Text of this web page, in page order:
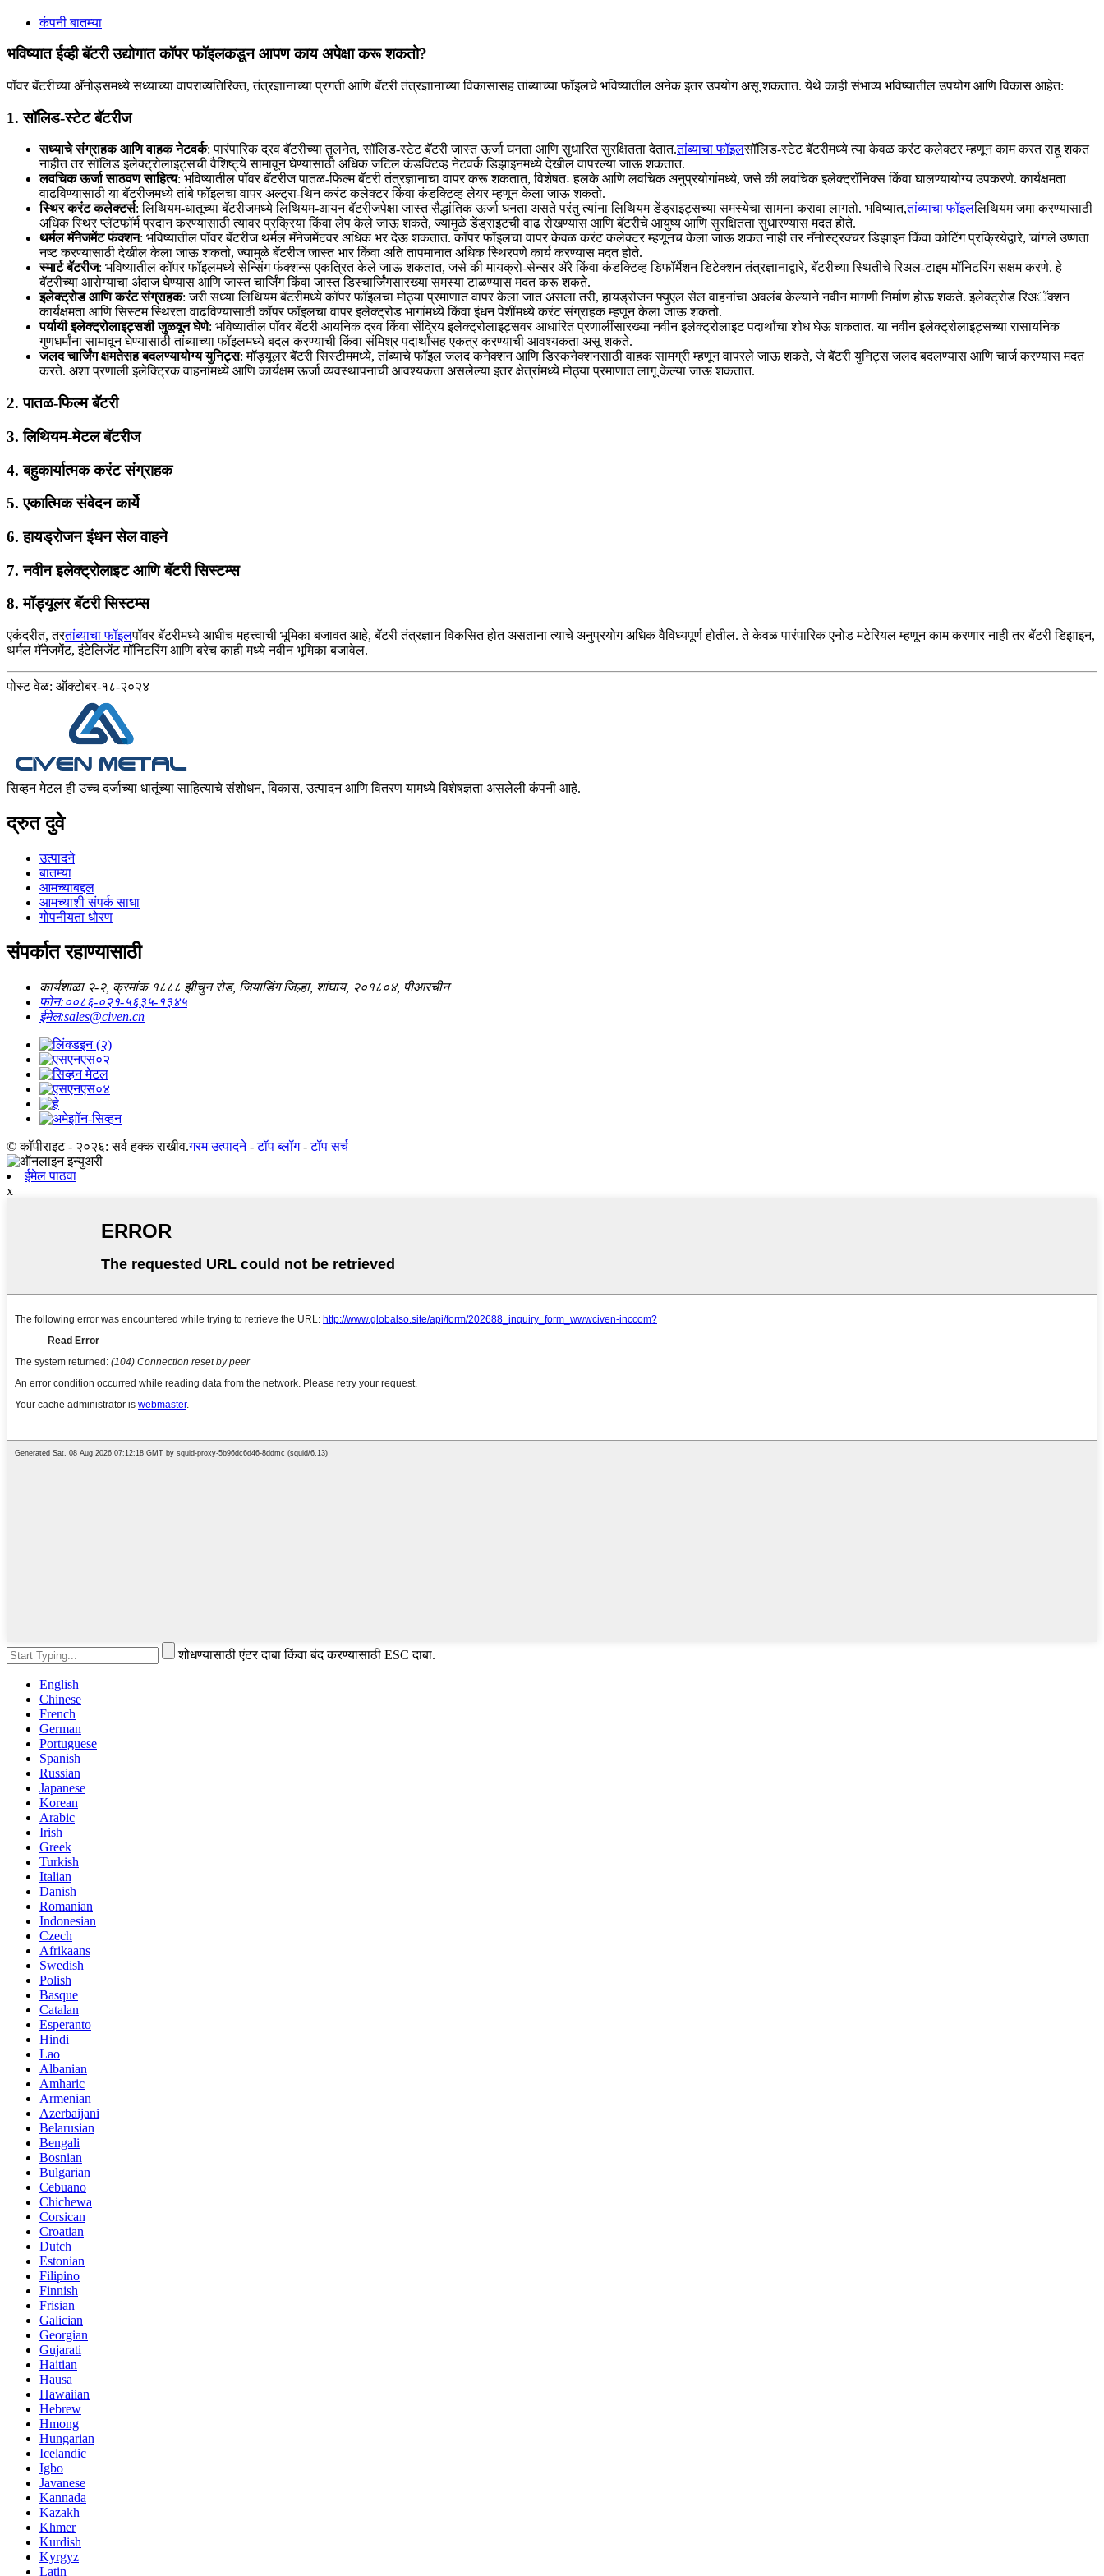
कंपनी बातम्या
भविष्यात ईव्ही बॅटरी उद्योगात कॉपर फॉइलकडून आपण काय अपेक्षा करू शकतो?
पॉवर बॅटरीच्या अ‍ॅनोड्समध्ये सध्याच्या वापराव्यतिरिक्त, तंत्रज्ञानाच्या प्रगती आणि बॅटरी तंत्रज्ञानाच्या विकासासह तांब्याच्या फॉइलचे भविष्यातील अनेक इतर उपयोग असू शकतात. येथे काही संभाव्य भविष्यातील उपयोग आणि विकास आहेत:
1.सॉलिड-स्टेट बॅटरीज
सध्याचे संग्राहक आणि वाहक नेटवर्क: पारंपारिक द्रव बॅटरीच्या तुलनेत, सॉलिड-स्टेट बॅटरी जास्त ऊर्जा घनता आणि सुधारित सुरक्षितता देतात.तांब्याचा फॉइलसॉलिड-स्टेट बॅटरीमध्ये त्या केवळ करंट कलेक्टर म्हणून काम करत राहू शकत
नाहीत तर सॉलिड इलेक्ट्रोलाइट्सची वैशिष्ट्ये सामावून घेण्यासाठी अधिक जटिल कंडक्टिव्ह नेटवर्क डिझाइनमध्ये देखील वापरल्या जाऊ शकतात.
लवचिक ऊर्जा साठवण साहित्य: भविष्यातील पॉवर बॅटरीज पातळ-फिल्म बॅटरी तंत्रज्ञानाचा वापर करू शकतात, विशेषतः हलके आणि लवचिक अनुप्रयोगांमध्ये, जसे की लवचिक इलेक्ट्रॉनिक्स किंवा घालण्यायोग्य उपकरणे. कार्यक्षमता
वाढविण्यासाठी या बॅटरीजमध्ये तांबे फॉइलचा वापर अल्ट्रा-थिन करंट कलेक्टर किंवा कंडक्टिव्ह लेयर म्हणून केला जाऊ शकतो.
स्थिर करंट कलेक्टर्स: लिथियम-धातूच्या बॅटरीजमध्ये लिथियम-आयन बॅटरीजपेक्षा जास्त सैद्धांतिक ऊर्जा घनता असते परंतु त्यांना लिथियम डेंड्राइट्सच्या समस्येचा सामना करावा लागतो. भविष्यात,तांब्याचा फॉइललिथियम जमा करण्यासाठी
अधिक स्थिर प्लॅटफॉर्म प्रदान करण्यासाठी त्यावर प्रक्रिया किंवा लेप केले जाऊ शकते, ज्यामुळे डेंड्राइटची वाढ रोखण्यास आणि बॅटरीचे आयुष्य आणि सुरक्षितता सुधारण्यास मदत होते.
थर्मल मॅनेजमेंट फंक्शन: भविष्यातील पॉवर बॅटरीज थर्मल मॅनेजमेंटवर अधिक भर देऊ शकतात. कॉपर फॉइलचा वापर केवळ करंट कलेक्टर म्हणूनच केला जाऊ शकत नाही तर नॅनोस्ट्रक्चर डिझाइन किंवा कोटिंग प्रक्रियेद्वारे, चांगले उष्णता
नष्ट करण्यासाठी देखील केला जाऊ शकतो, ज्यामुळे बॅटरीज जास्त भार किंवा अति तापमानात अधिक स्थिरपणे कार्य करण्यास मदत होते.
स्मार्ट बॅटरीज: भविष्यातील कॉपर फॉइलमध्ये सेन्सिंग फंक्शन्स एकत्रित केले जाऊ शकतात, जसे की मायक्रो-सेन्सर अ‍ॅरे किंवा कंडक्टिव्ह डिफॉर्मेशन डिटेक्शन तंत्रज्ञानाद्वारे, बॅटरीच्या स्थितीचे रिअल-टाइम मॉनिटरिंग सक्षम करणे. हे
बॅटरीच्या आरोग्याचा अंदाज घेण्यास आणि जास्त चार्जिंग किंवा जास्त डिस्चार्जिंगसारख्या समस्या टाळण्यास मदत करू शकते.
इलेक्ट्रोड आणि करंट संग्राहक: जरी सध्या लिथियम बॅटरीमध्ये कॉपर फॉइलचा मोठ्या प्रमाणात वापर केला जात असला तरी, हायड्रोजन फ्युएल सेल वाहनांचा अवलंब केल्याने नवीन मागणी निर्माण होऊ शकते. इलेक्ट्रोड रिअॅक्शन
कार्यक्षमता आणि सिस्टम स्थिरता वाढविण्यासाठी कॉपर फॉइलचा वापर इलेक्ट्रोड भागांमध्ये किंवा इंधन पेशींमध्ये करंट संग्राहक म्हणून केला जाऊ शकतो.
पर्यायी इलेक्ट्रोलाइट्सशी जुळवून घेणे: भविष्यातील पॉवर बॅटरी आयनिक द्रव किंवा सेंद्रिय इलेक्ट्रोलाइट्सवर आधारित प्रणालींसारख्या नवीन इलेक्ट्रोलाइट पदार्थांचा शोध घेऊ शकतात. या नवीन इलेक्ट्रोलाइट्सच्या रासायनिक
गुणधर्मांना सामावून घेण्यासाठी तांब्याच्या फॉइलमध्ये बदल करण्याची किंवा संमिश्र पदार्थांसह एकत्र करण्याची आवश्यकता असू शकते.
जलद चार्जिंग क्षमतेसह बदलण्यायोग्य युनिट्स: मॉड्यूलर बॅटरी सिस्टीममध्ये, तांब्याचे फॉइल जलद कनेक्शन आणि डिस्कनेक्शनसाठी वाहक सामग्री म्हणून वापरले जाऊ शकते, जे बॅटरी युनिट्स जलद बदलण्यास आणि चार्ज करण्यास मदत
करते. अशा प्रणाली इलेक्ट्रिक वाहनांमध्ये आणि कार्यक्षम ऊर्जा व्यवस्थापनाची आवश्यकता असलेल्या इतर क्षेत्रांमध्ये मोठ्या प्रमाणात लागू केल्या जाऊ शकतात.
2.पातळ-फिल्म बॅटरी
3.लिथियम-मेटल बॅटरीज
4.बहुकार्यात्मक करंट संग्राहक
5.एकात्मिक संवेदन कार्ये
6.हायड्रोजन इंधन सेल वाहने
7.नवीन इलेक्ट्रोलाइट आणि बॅटरी सिस्टम्स
8.मॉड्यूलर बॅटरी सिस्टम्स
एकंदरीत, तरतांब्याचा फॉइलपॉवर बॅटरीमध्ये आधीच महत्त्वाची भूमिका बजावत आहे, बॅटरी तंत्रज्ञान विकसित होत असताना त्याचे अनुप्रयोग अधिक वैविध्यपूर्ण होतील. ते केवळ पारंपारिक एनोड मटेरियल म्हणून काम करणार नाही तर बॅटरी डिझाइन,
थर्मल मॅनेजमेंट, इंटेलिजेंट मॉनिटरिंग आणि बरेच काही मध्ये नवीन भूमिका बजावेल.
पोस्ट वेळ: ऑक्टोबर-१८-२०२४
सिव्हन मेटल ही उच्च दर्जाच्या धातूंच्या साहित्याचे संशोधन, विकास, उत्पादन आणि वितरण यामध्ये विशेषज्ञता असलेली कंपनी आहे.
द्रुत दुवे
उत्पादने
बातम्या
आमच्याबद्दल
आमच्याशी संपर्क साधा
गोपनीयता धोरण
संपर्कात रहाण्यासाठी
कार्यशाळा २-२, क्रमांक १८८८ झीचुन रोड, जियाडिंग जिल्हा, शांघाय, २०१८०४, पीआरचीन
फोन:००८६-०२१-५६३५-१३४५
ईमेल:sales@civen.cn
© कॉपीराइट - २०२६: सर्व हक्क राखीव.गरम उत्पादने-टॉप ब्लॉग-टॉप सर्च
ईमेल पाठवा
x
शोधण्यासाठी एंटर दाबा किंवा बंद करण्यासाठी ESC दाबा.
English
Chinese
French
German
Portuguese
Spanish
Russian
Japanese
Korean
Arabic
Irish
Greek
Turkish
Italian
Danish
Romanian
Indonesian
Czech
Afrikaans
Swedish
Polish
Basque
Catalan
Esperanto
Hindi
Lao
Albanian
Amharic
Armenian
Azerbaijani
Belarusian
Bengali
Bosnian
Bulgarian
Cebuano
Chichewa
Corsican
Croatian
Dutch
Estonian
Filipino
Finnish
Frisian
Galician
Georgian
Gujarati
Haitian
Hausa
Hawaiian
Hebrew
Hmong
Hungarian
Icelandic
Igbo
Javanese
Kannada
Kazakh
Khmer
Kurdish
Kyrgyz
Latin